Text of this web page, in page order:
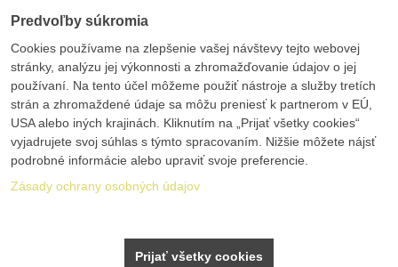
Predvoľby súkromia
Cookies používame na zlepšenie vašej návštevy tejto webovej
stránky, analýzu jej výkonnosti a zhromažďovanie údajov o jej
používaní. Na tento účel môžeme použiť nástroje a služby tretích
strán a zhromaždené údaje sa môžu preniesť k partnerom v EÚ,
USA alebo iných krajinách. Kliknutím na „Prijať všetky cookies“
vyjadrujete svoj súhlas s týmto spracovaním. Nižšie môžete nájsť
podrobné informácie alebo upraviť svoje preferencie.
Zásady ochrany osobných údajov
Prijať všetky cookies